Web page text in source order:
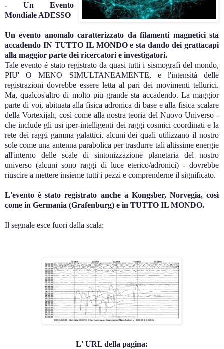
- Un Evento
Mondiale ADESSO
Un evento anomalo caratterizzato da filamenti magnetici sta
accadendo IN TUTTO IL MONDO e sta dando dei grattacapi
alla maggior parte dei ricercatori e investigatori.
Tale evento é stato registrato da quasi tutti i sismografi del mondo,
PIU' O MENO SIMULTANEAMENTE, e l'intensità delle
registrazioni dovrebbe essere letta al pari dei movimenti tellurici.
Ma, qualcos'altro di molto più grande sta accadendo. La maggior
parte di voi, abituata alla fisica adronica di base e alla fisica scalare
della Vortexijah, così come alla nostra teoria del Nuovo Universo -
che include gli usi iper-intelligenti dei raggi cosmici coordinati e la
rete dei raggi gamma galattici, alcuni dei quali utilizzano il nostro
sole come una antenna parabolica per trasdurre tali altissime energie
all'interno delle scale di sintonizzazione planetaria del nostro
universo (alcuni sono raggi di luce eterico/adronici) - dovrebbe
riuscire a mettere insieme tutti i pezzi e comprenderne il significato.
L'evento è stato registrato anche a Kongsber, Norvegia, così
come in Germania (Grafenburg) e in TUTTO IL MONDO.
Il segnale esce fuori dalla scala:
L' URL della pagina: